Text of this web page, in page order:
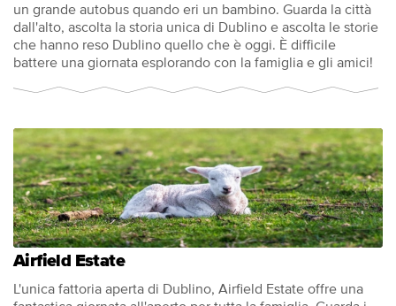
un grande autobus quando eri un bambino. Guarda la città
dall'alto, ascolta la storia unica di Dublino e ascolta le storie
che hanno reso Dublino quello che è oggi. È difficile
battere una giornata esplorando con la famiglia e gli amici!
Airfield Estate
L'unica fattoria aperta di Dublino, Airfield Estate offre una